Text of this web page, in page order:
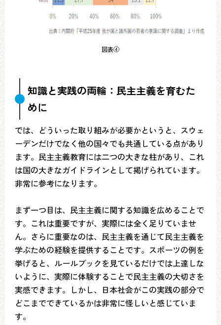
図表④
知識と実践の両輪：民主主義を育むた
めに
では、どういった取り組みが必要かというと、スウェ
ーデンだけでなく他の国々でも共通している点があり
ます。民主主義教育には二つの大きな柱があり、これ
は国の大きなガイドラインとして掲げられています。
非常に参考になります。
まず一つ目は、民主主義に関する知識を広めることで
す。これは重要ですが、実際には全く足りていませ
ん。さらに重要なのは、民主主義を通じて民主主義を
学ぶための経験を提供することです。スポーツの例を
挙げると、ルールブックを見ているだけでは上達しな
いように、実際に体験することで民主主義の大切さを
実感できます。しかし、日本社会がこの実践の部分で
どこまでできているかは非常に怪しいと感じていま
す。